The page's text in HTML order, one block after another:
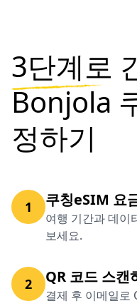
3단계로
Bonjola
정하기
1 쿠칭eSIM 요
여행 기간과 데이
보세요.
2 QR 코드 스캔
결제 후 이메일로